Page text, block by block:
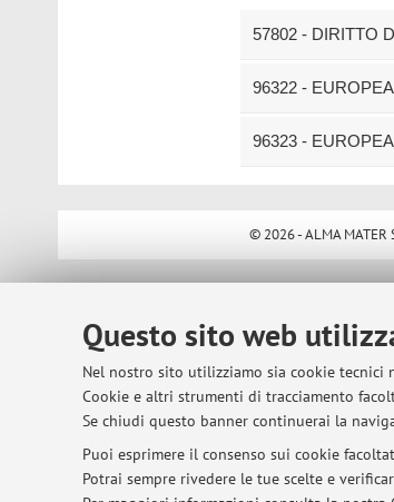
Questo sito web
Nel nostro sito utilizziamo sia cookie tecnici
Cookie e altri strumenti di tracciamento
Se chiudi questo banner continuerai la
Puoi esprimere il consenso sui cookie
Potrai sempre rivedere le tue scelte e
57802 - DIRITTO
96322 -
96323 -
© 2026 - ALMA MATER